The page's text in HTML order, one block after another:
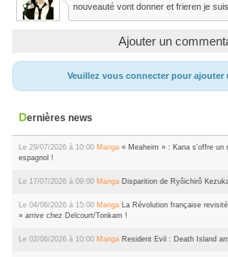
nouveauté vont donner et frieren je
Ajouter un
Veuillez vous connecter pour ajouter
Dernières news
Le 29/07/2026 à 10:00 Manga « Meaheim » : Kana s'offre un
espagnol !
Le 17/07/2026 à 09:00 Manga Disparition de Ryôichirô
Le 04/06/2026 à 15:00 Manga
La Révolution française
» arrive chez Delcourt/Tonkam !
Le 02/06/2026 à 10:00 Manga Resident Evil : Death Island